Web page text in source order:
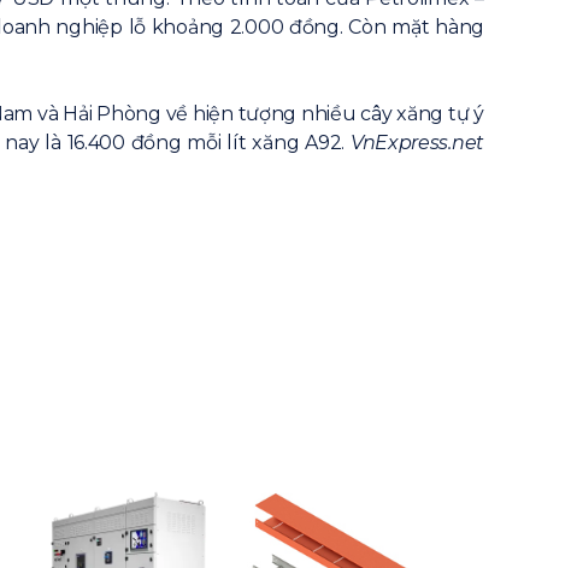
nghiệp lỗ khoảng 2.000 đồng. Còn mặt hàng
và Hải Phòng về hiện tượng nhiều cây xăng tự ý
là 16.400 đồng mỗi lít xăng A92. VnExpress.net